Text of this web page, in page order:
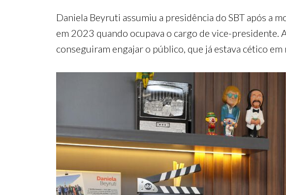
Daniela Beyruti assumiu a presidência do SBT após a
em 2023 quando ocupava o cargo de vice-presidente.
conseguiram engajar o público, que já estava cético